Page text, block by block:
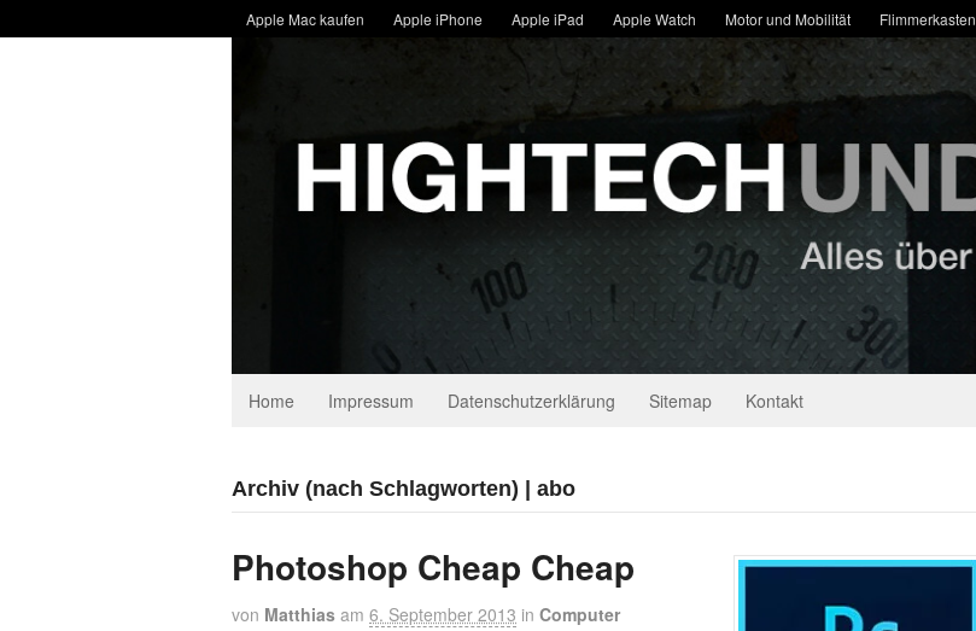
Apple Mac kaufen Apple iPhone Apple iPad Apple Watch Motor und Mobilität Flimmerkasten
Home Impressum Datenschutzerklärung Sitemap Kontakt
Archiv (nach Schlagworten) | abo
Photoshop Cheap Cheap
von Matthias am 6. September 2013 in Computer